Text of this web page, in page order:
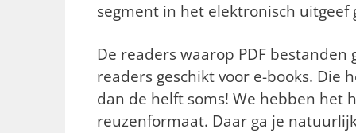
segment in het elektronisch uitgeef
De readers waarop PDF
readers geschikt voor e-books. Die
dan de helft soms! We hebben het
reuzenformaat. Daar ga je